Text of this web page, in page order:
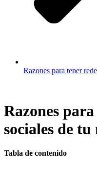
Razones para tener
Razones
sociales de tu
Tabla de contenido